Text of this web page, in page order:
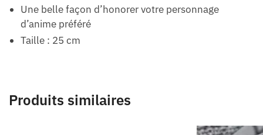
Une belle façon d’honorer votre personnage
d’anime préféré
Taille : 25 cm
Produits similaires